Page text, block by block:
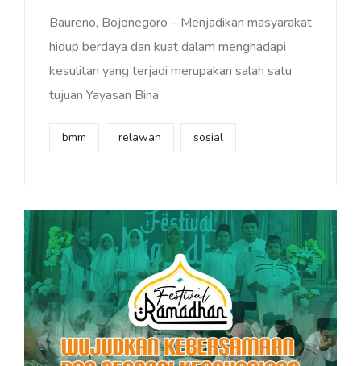
Baureno, Bojonegoro – Menjadikan masyarakat
hidup berdaya dan kuat dalam menghadapi
kesulitan yang terjadi merupakan salah satu
tujuan Yayasan Bina
bmm relawan sosial